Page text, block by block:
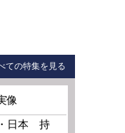
ての特集を見る
像
日本 持